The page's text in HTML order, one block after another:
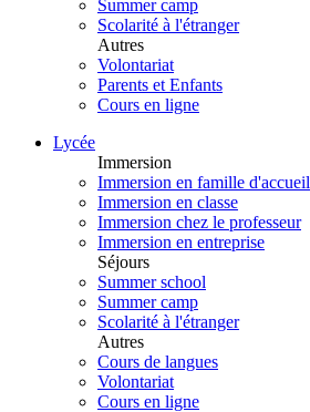
Summer camp
Scolarité à l'étranger
Autres
Volontariat
Parents et Enfants
Cours en ligne
Lycée
Immersion
Immersion en famille d'accueil
Immersion en classe
Immersion chez le professeur
Immersion en entreprise
Séjours
Summer school
Summer camp
Scolarité à l'étranger
Autres
Cours de langues
Volontariat
Cours en ligne